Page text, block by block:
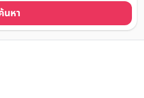
นหา